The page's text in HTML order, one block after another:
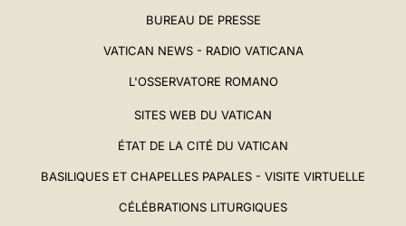
BUREAU DE PRESSE
VATICAN NEWS - RADIO VATICANA
L'OSSERVATORE ROMANO
SITES WEB DU VATICAN
ÉTAT DE LA CITÉ DU VATICAN
BASILIQUES ET CHAPELLES PAPALES - VISITE VIRTUELLE
CÉLÉBRATIONS LITURGIQUES